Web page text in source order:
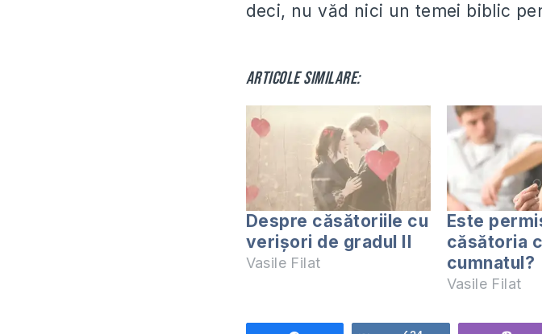
deci, nu văd nici un temei biblic
Articole similare:
Despre căsătoriile cu
verișori de gradul II
Vasile Filat
Este
căsătoria
cumnatul?
Vasile Filat